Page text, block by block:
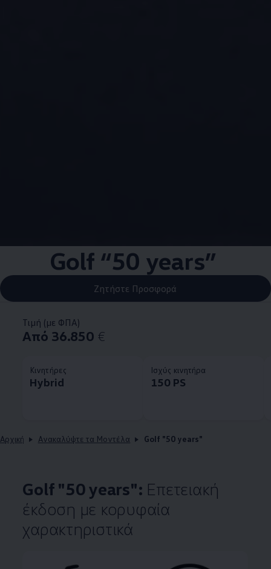
Golf “50 years”
Ζητήστε Προσφορά
Τιμή (με ΦΠΑ)
Από 36.850 €
Κινητήρες
Hybrid
Ισχύς κινητήρα
150 PS
Αρχική Ανακαλύψτε τα Μοντέλα Golf "50 years"
Golf "50 years": Επετειακή
έκδοση με κορυφαία
χαρακτηριστικά